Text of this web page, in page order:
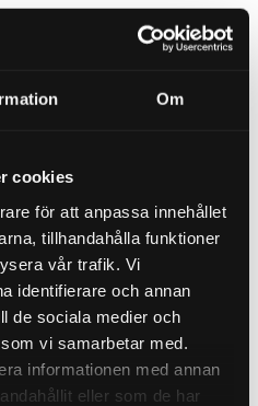
Om
cookies
för att anpassa innehållet
tillhandahålla funktioner
vår trafik. Vi
identifierare och annan
de sociala medier och
vi samarbetar med.
informationen med annan
eller som de har
och fjädern
ben på Gatkiten.
minskar vägljud.
Väldigt lite